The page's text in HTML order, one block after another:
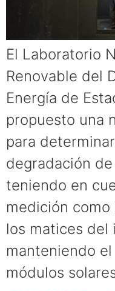
El Laboratorio
Renovable del
Energía de
propuesto una
para
degradación
teniendo en
medición
los matices del
manteniendo
módulos